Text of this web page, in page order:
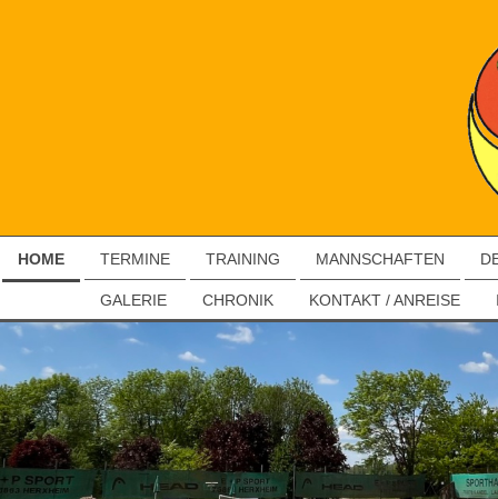
HOME TERMINE TRAINING MANNSCHAFTEN
GALERIE CHRONIK KONTAKT / ANREISE